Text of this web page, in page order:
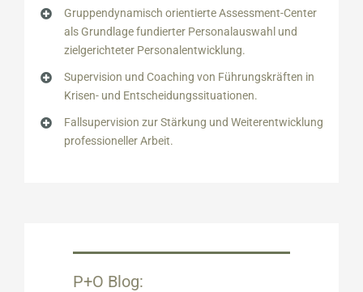
Gruppendynamisch orientierte Assessment-Center
als Grundlage fundierter Personalauswahl und
zielgerichteter Personalentwicklung.
Supervision und Coaching von Führungskräften in
Krisen- und Entscheidungssituationen.
Fallsupervision zur Stärkung und Weiterentwicklung
professioneller Arbeit.
P+O Blog: